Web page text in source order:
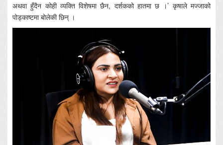
अथवा हुँदैन कोही व्यक्ति विशेषमा छैन, दर्शकको हातमा छ ।’ कृषाले मज्जाको
पोड्काष्टमा बोलेकी छिन् ।